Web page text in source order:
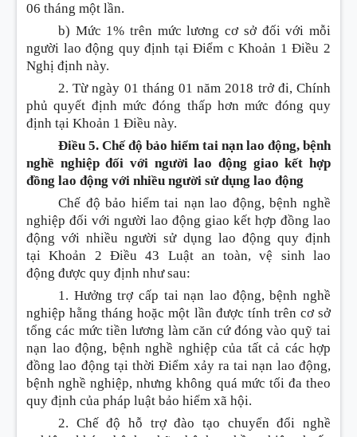
06 tháng một lần.
b) Mức 1% trên mức lương cơ sở đối với mỗi
người lao động quy định tạiĐiểm cKhoản 1Điều 2
Nghị định này.
2. Từ ngày 01 tháng 01 năm 2018 trở đi, Chính
phủ quyết định mức đóng thấp hơn mức đóng quy
định tại Khoản 1 Điều này.
Điều 5. Chế độ bảo hiểm tai nạn lao động, bệnh
nghề nghiệp đối với người lao động giao kết hợp
đồng lao động với nhiều người sử dụng lao động
Chế độ bảo hiểm tai nạn lao động, bệnh nghề
nghiệp đối với người lao động giao kết hợp đồng lao
động với nhiều người sử dụng lao động quy định
tạiKhoản 2 Điều 43 Luật an toàn, vệ sinh lao
động được quy định nhưsau:
1. Hưởng trợ cấp tai nạn lao động, bệnh nghề
nghiệp hằng tháng hoặc một lần được tính trên cơ sở
tổng các mức tiền lương làm căn cứ đóng vào quỹ tai
nạn lao động, bệnh nghề nghiệp của tất cả các hợp
đồng lao động tại thờiĐiểm xảy ra tai nạn lao động,
bệnh nghề nghiệp, nhưng không quá mức tối đa theo
quy định của pháp luật bảo hiểm xã hội.
2. Chế độ hỗ trợ đào tạo chuyển đổi nghề